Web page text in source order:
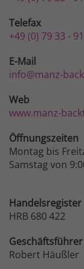
Telefax
+49 (0) 79 33 -
E-Mail
info@manz-
Web
www.manz-
Öffnungszeiten
Montag bis
Samstag von
Handelsregister
HRB 680 422
Geschäftsführer
Robert Häußler